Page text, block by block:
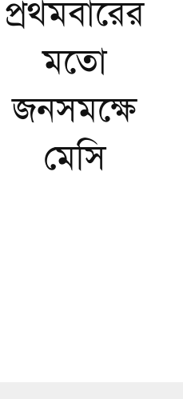
প্রথমবারের
মতো
জনসমক্ষে
মেসি